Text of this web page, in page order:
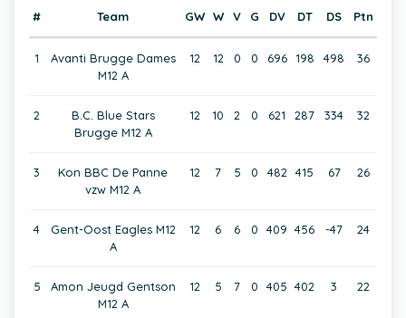
# Team GW W V G DV DT DS Ptn
1
Avanti Brugge Dames
M12 A
12 12 0 0 696 198 498 36
2
B.C. Blue Stars
Brugge M12 A
12 10 2 0 621 287 334 32
3
Kon BBC De Panne
vzw M12 A
12 7 5 0 482 415 67 26
4
Gent-Oost Eagles M12
A
12 6 6 0 409 456 -47 24
5
Amon Jeugd Gentson
M12 A
12 5 7 0 405 402 3 22